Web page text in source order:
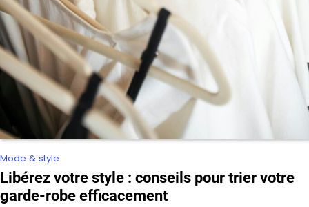
Mode & style
Libérez votre style : conseils pour trier votre
garde-robe efficacement